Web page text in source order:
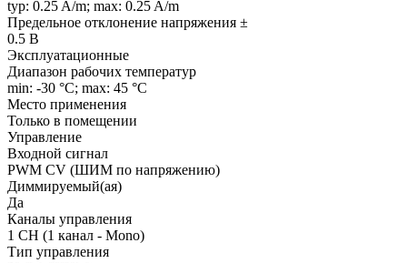
typ: 0.25 A/m; max: 0.25 A/m
Предельное отклонение напряжения ±
0.5 В
Эксплуатационные
Диапазон рабочих температур
min: -30 °C; max: 45 °C
Место применения
Только в помещении
Управление
Входной сигнал
PWM СV (ШИМ по напряжению)
Диммируемый(ая)
Да
Каналы управления
1 CH (1 канал - Mono)
Тип управления